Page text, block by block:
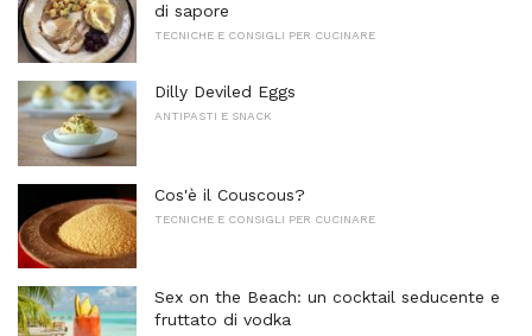
di sapore
TECNICHE E CONSIGLI PER CUCINARE
Dilly Deviled Eggs
ANTIPASTI E SNACK
Cos'è il Couscous?
TECNICHE E CONSIGLI PER CUCINARE
Sex on the Beach: un cocktail seducente e
fruttato di vodka